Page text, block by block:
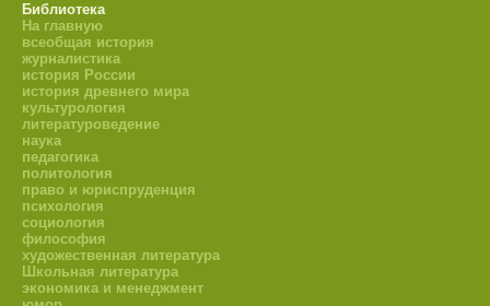
Библиотека
На главную
всеобщая история
журналистика
история России
история древнего мира
культурология
литературоведение
наука
педагогика
политология
право и юриспруденция
психология
социология
философия
художественная литература
Школьная литература
экономика и менеджмент